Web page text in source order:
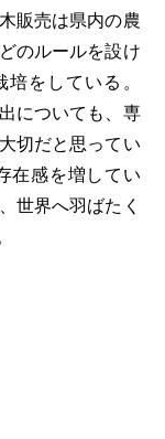
販売は県内の農
のルールを設け
をしている。
についても、専
切だと思ってい
在感を増してい
世界へ羽ばたく